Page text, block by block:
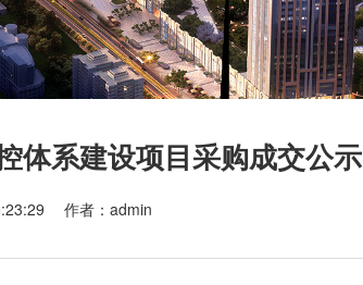
体系建设项目采购成交公示
作者：admin